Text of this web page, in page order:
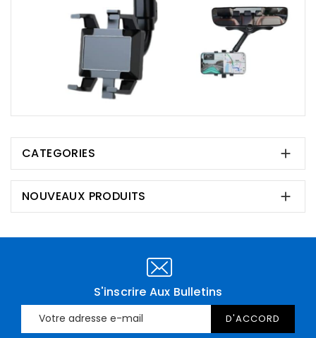
CATEGORIES 
NOUVEAUX PRODUITS 
S'inscrire Aux Bulletins